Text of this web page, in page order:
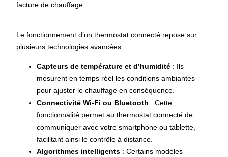
facture de chauffage.
Le fonctionnement d’un thermostat connecté repose sur
plusieurs technologies avancées :
Capteurs de température et d’humidité : Ils
mesurent en temps réel les conditions ambiantes
pour ajuster le chauffage en conséquence.
Connectivité Wi-Fi ou Bluetooth : Cette
fonctionnalité permet au thermostat connecté de
communiquer avec votre smartphone ou tablette,
facilitant ainsi le contrôle à distance.
Algorithmes intelligents : Certains modèles